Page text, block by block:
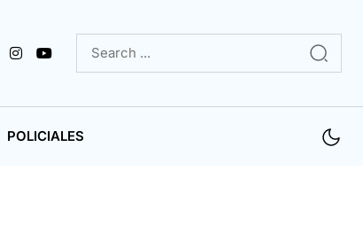
POLICIALES